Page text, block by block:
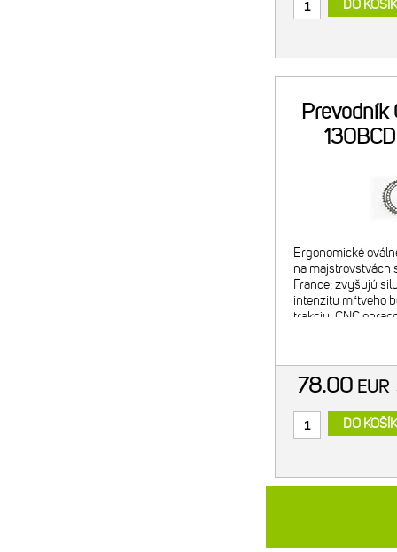
DO
Prevodník
Ergonomické
na majstrovstvách
France: zvyšujú
intenzitu mŕtveho
trakciu. CNC
positio
78.00 EUR
DO